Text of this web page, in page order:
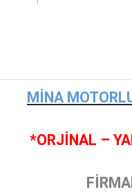
MİNA
*ORJİNAL –